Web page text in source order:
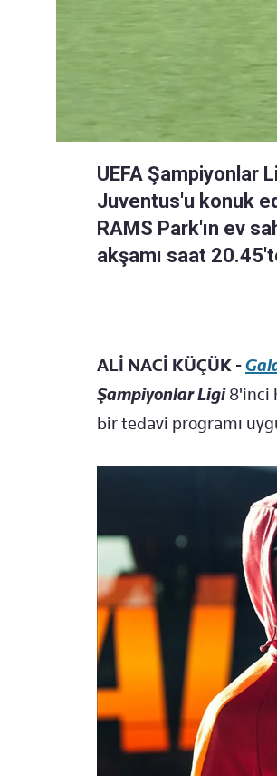
UEFA Şampiyonlar
Juventus'u konuk
RAMS Park'ın ev
akşamı saat
ALİ NACİ KÜÇÜK -
Şampiyonlar Ligi8'inci
bir tedavi programı